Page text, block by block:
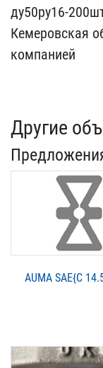
ду50​ру16-
Кемеро​вская
компанией
Другие
AUMA SAE{C